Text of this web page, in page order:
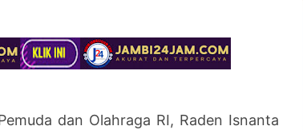
dan Olahraga RI, Raden Isnanta